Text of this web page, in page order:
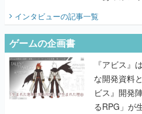
てみた
インタビューの記事一覧
ゲームの企画書
『アビス』
な開発資料
ビス』開発
るRPG」が